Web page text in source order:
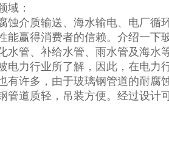
域：
蚀介质输送、海水输电、电厂循
能赢得消费者的信赖。介绍一下
水管、补给水管、雨水管及海水
电力行业所了解， 因此，在电力
有许多，由于玻璃钢管道的耐腐
管道质轻，吊装方便。经过设计